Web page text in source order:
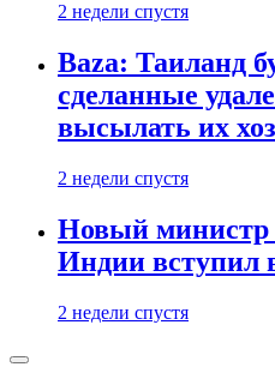
2 недели спустя
Baza: Таиланд
сделанные
высылать их
2 недели спустя
Новый министр
Индии вступил
2 недели спустя